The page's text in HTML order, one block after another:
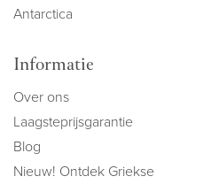
Antarctica
Informatie
Over ons
Laagsteprijsgarantie
Blog
Nieuw! Ontdek Griekse